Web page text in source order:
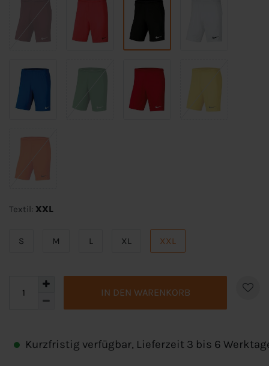
Textil: XXL
S M L XL XXL
IN DEN WARENKORB
Kurzfristig verfügbar, Lieferzeit 3 bis 6